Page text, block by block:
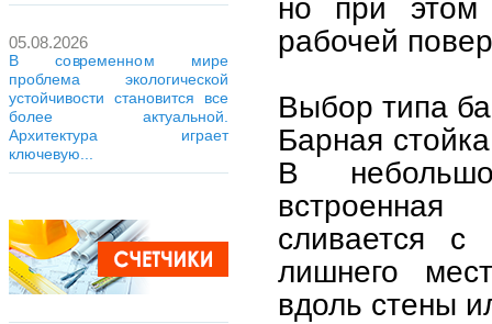
05.08.2026
В современном мире
проблема экологической
устойчивости становится все
более актуальной.
Архитектура играет
ключевую...
но при этом
рабочей
Выбор типа
Барная
В
встроенная
сливается с
лишнего
вдоль стены